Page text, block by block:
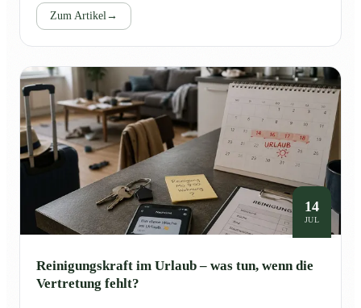
Zum Artikel →
14
JUL
Reinigungskraft im Urlaub – was tun, wenn die
Vertretung fehlt?